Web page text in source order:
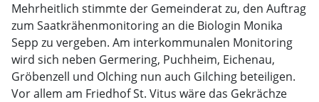
Mehrheitlich stimmte der Gemeinderat zu, den Auftrag
zum Saatkrähenmonitoring an die Biologin Monika
Sepp zu vergeben. Am interkommunalen Monitoring
wird sich neben Germering, Puchheim, Eichenau,
Gröbenzell und Olching nun auch Gilching beteiligen.
Vor allem am Friedhof St. Vitus wäre das Gekrächze